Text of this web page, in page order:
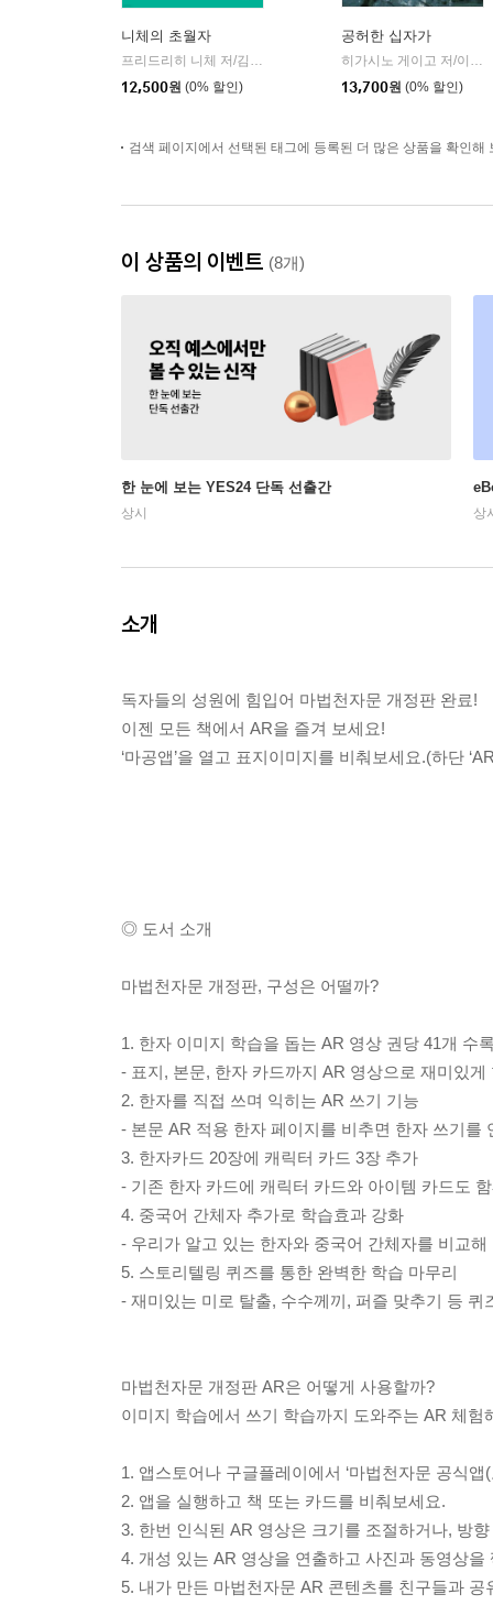
니체의 초월자
프리드리히 니체 저/김철 편역
12,500원 (0% 할인)
공허한 십자가
히가시노 게이고 저/이선희 역
13,700원 (0% 할인)
검색 페이지에서 선택된 태그에 등록된 더 많은 상품을 확인해
이 상품의 이벤트 (8개)
한 눈에 보는 YES24 단독 선출간
상시 상
소개
독자들의 성원에 힘입어 마법천자문 개정판 완료!
이젠 모든 책에서 AR을 즐겨 보세요!
‘마공앱’을 열고 표지이미지를 비춰보세요.(하단
◎ 도서 소개
마법천자문 개정판, 구성은 어떨까?
1. 한자 이미지 학습을 돕는 AR 영상 권당 41개 수
- 표지, 본문, 한자 카드까지 AR 영상으로 재미있게
2. 한자를 직접 쓰며 익히는 AR 쓰기 기능
- 본문 AR 적용 한자 페이지를 비추면 한자 쓰기를
3. 한자카드 20장에 캐릭터 카드 3장 추가
- 기존 한자 카드에 캐릭터 카드와 아이템 카드도
4. 중국어 간체자 추가로 학습효과 강화
- 우리가 알고 있는 한자와 중국어 간체자를 비교해
5. 스토리텔링 퀴즈를 통한 완벽한 학습 마무리
- 재미있는 미로 탈출, 수수께끼, 퍼즐 맞추기 등
마법천자문 개정판 AR은 어떻게 사용할까?
이미지 학습에서 쓰기 학습까지 도와주는 AR 체험
1. 앱스토어나 구글플레이에서 ‘마법천자문 공식앱
2. 앱을 실행하고 책 또는 카드를 비춰보세요.
3. 한번 인식된 AR 영상은 크기를 조절하거나, 방
4. 개성 있는 AR 영상을 연출하고 사진과 동영상을
5. 내가 만든 마법천자문 AR 콘텐츠를 친구들과 공